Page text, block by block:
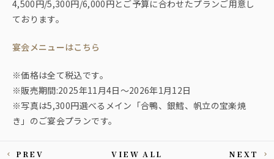
4,500円/5,300円/6,000円とご予算に合わせたプランご用意し
ております。
宴会メニューはこちら
※価格は全て税込です。
※販売期間:2025年11月4日〜2026年1月12日
※写真は5,300円選べるメイン「合鴨、銀鱈、帆立の宝楽焼
き」のご宴会プランです。
PREV VIEW ALL NEXT